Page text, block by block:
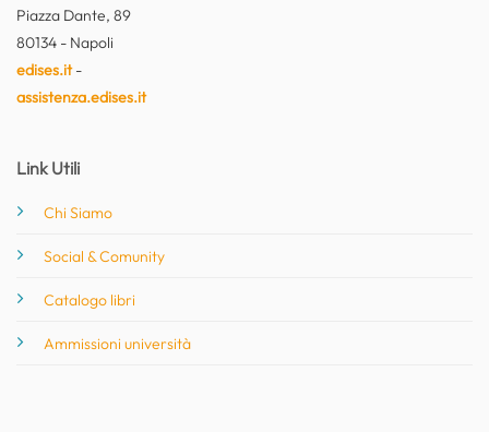
Piazza Dante, 89
80134 - Napoli
edises.it-
assistenza.edises.it
Link Utili
Chi Siamo
Social & Comunity
Catalogo libri
Ammissioni università